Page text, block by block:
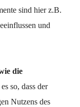
sind hier z.B.
und
die
so, dass der
Nutzens des